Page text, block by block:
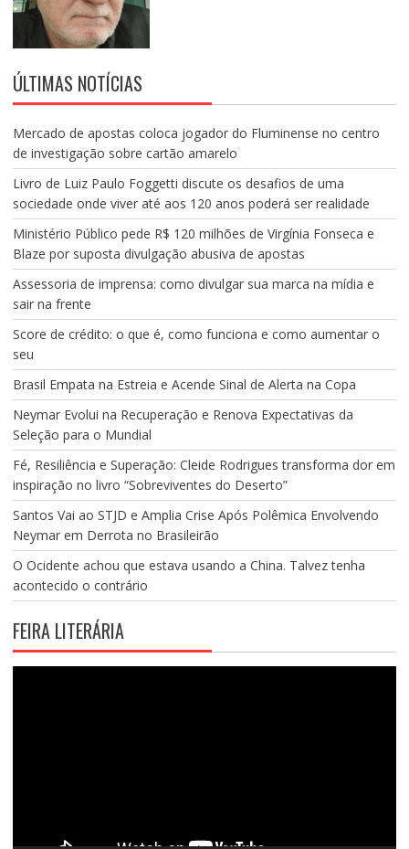
ÚLTIMAS NOTÍCIAS
Mercado de apostas coloca jogador do Fluminense no centro
de investigação sobre cartão amarelo
Livro de Luiz Paulo Foggetti discute os desafios de uma
sociedade onde viver até aos 120 anos poderá ser realidade
Ministério Público pede R$ 120 milhões de Virgínia Fonseca e
Blaze por suposta divulgação abusiva de apostas
Assessoria de imprensa: como divulgar sua marca na mídia e
sair na frente
Score de crédito: o que é, como funciona e como aumentar o
seu
Brasil Empata na Estreia e Acende Sinal de Alerta na Copa
Neymar Evolui na Recuperação e Renova Expectativas da
Seleção para o Mundial
Fé, Resiliência e Superação: Cleide Rodrigues transforma dor em
inspiração no livro “Sobreviventes do Deserto”
Santos Vai ao STJD e Amplia Crise Após Polêmica Envolvendo
Neymar em Derrota no Brasileirão
O Ocidente achou que estava usando a China. Talvez tenha
acontecido o contrário
FEIRA LITERÁRIA